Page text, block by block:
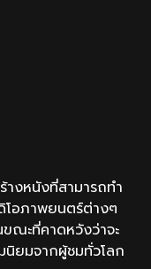
างหนังที่สามารถทำ
โอภาพยนตร์ต่างๆ
ณะที่คาดหวังว่าจะ
นิยมจากผู้ชมทั่วโลก